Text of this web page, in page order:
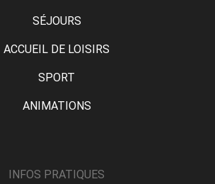
SÉJOURS
ACCUEIL DE LOISIRS
SPORT
ANIMATIONS
INFOS PRATIQUES